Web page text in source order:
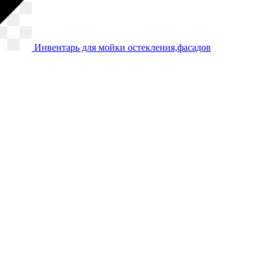
Инвентарь для мойки остекления,фасадов